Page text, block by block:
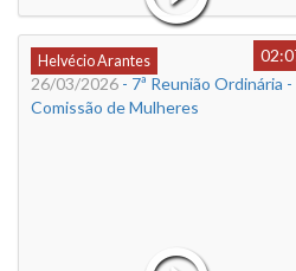
Helvécio Arantes
26/03/2026 - 7ª Reunião Ordinária -
Comissão de Mulheres